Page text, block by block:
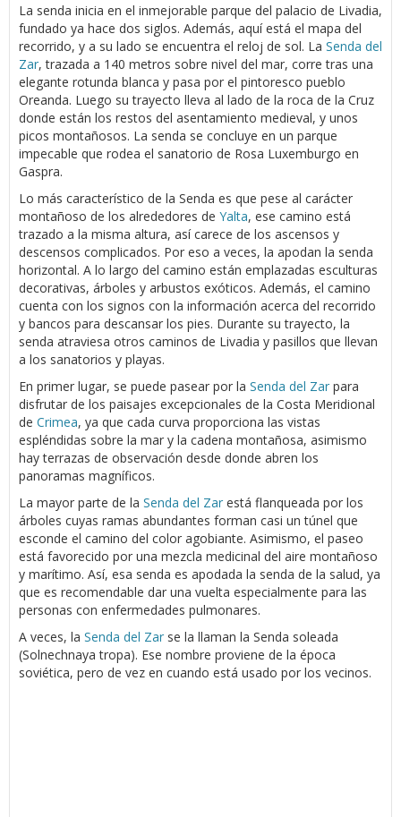
La senda inicia en el inmejorable parque del palacio de Livadia,
fundado ya hace dos siglos. Además, aquí está el mapa del
recorrido, y a su lado se encuentra el reloj de sol. La Senda del
Zar, trazada a 140 metros sobre nivel del mar, corre tras una
elegante rotunda blanca y pasa por el pintoresco pueblo
Oreanda. Luego su trayecto lleva al lado de la roca de la Cruz
donde están los restos del asentamiento medieval, y unos
picos montañosos. La senda se concluye en un parque
impecable que rodea el sanatorio de Rosa Luxemburgo en
Gaspra.
Lo más característico de la Senda es que pese al carácter
montañoso de los alrededores de Yalta, ese camino está
trazado a la misma altura, así carece de los ascensos y
descensos complicados. Por eso a veces, la apodan la senda
horizontal. A lo largo del camino están emplazadas esculturas
decorativas, árboles y arbustos exóticos. Además, el camino
cuenta con los signos con la información acerca del recorrido
y bancos para descansar los pies. Durante su trayecto, la
senda atraviesa otros caminos de Livadia y pasillos que llevan
a los sanatorios y playas.
En primer lugar, se puede pasear por la Senda del Zar para
disfrutar de los paisajes excepcionales de la Costa Meridional
de Crimea, ya que cada curva proporciona las vistas
espléndidas sobre la mar y la cadena montañosa, asimismo
hay terrazas de observación desde donde abren los
panoramas magníficos.
La mayor parte de la Senda del Zar está flanqueada por los
árboles cuyas ramas abundantes forman casi un túnel que
esconde el camino del color agobiante. Asimismo, el paseo
está favorecido por una mezcla medicinal del aire montañoso
y marítimo. Así, esa senda es apodada la senda de la salud, ya
que es recomendable dar una vuelta especialmente para las
personas con enfermedades pulmonares.
A veces, la Senda del Zar se la llaman la Senda soleada
(Solnechnaya tropa). Ese nombre proviene de la época
soviética, pero de vez en cuando está usado por los vecinos.